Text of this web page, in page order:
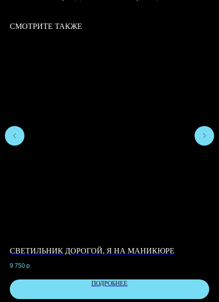
СМОТРИТЕ ТАКЖЕ
СВЕТИЛЬНИК ДОРОГОЙ, Я НА МАНИКЮРЕ
9 750 р.
ПОДРОБНЕЕ